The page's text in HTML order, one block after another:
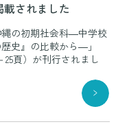
載されました
の初期社会科―中学校
史』の比較から―」
25頁）が刊行されまし